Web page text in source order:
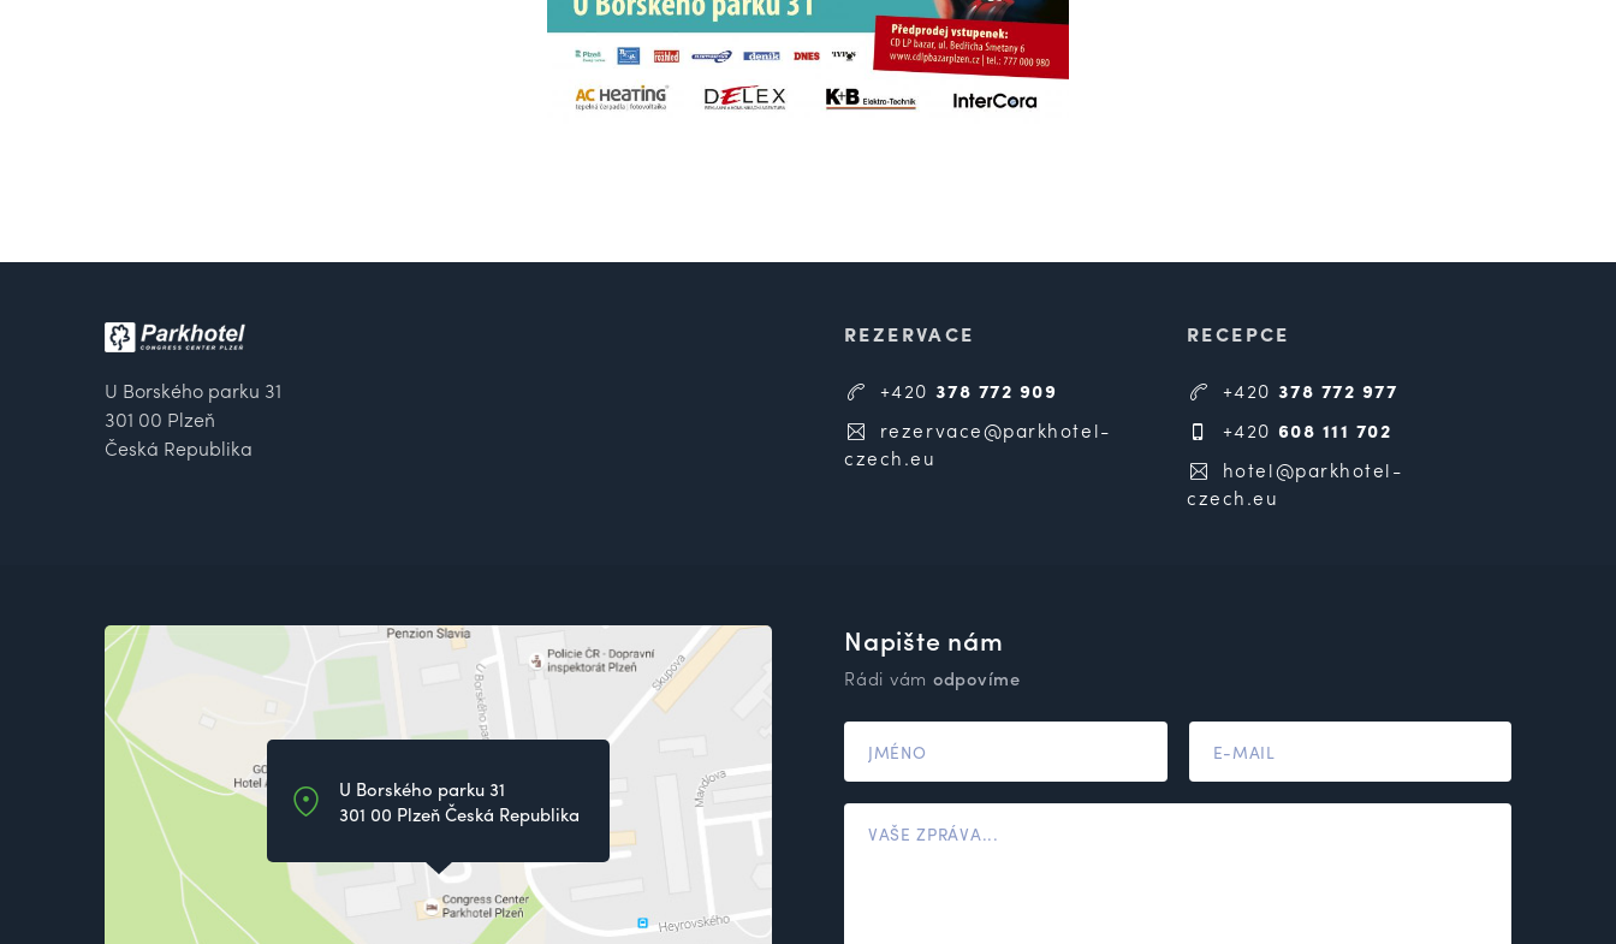
U Borského parku 31
301 00 Plzeň
Česká Republika
REZERVACE
+420 378 772 909
rezervace@parkhotel-
czech.eu
RECEPCE
+420 378 772 977
+420 608 111 702
hotel@parkhotel-
czech.eu
U Borského parku 31
301 00 Plzeň Česká Republika
Napište nám
Rádi vám odpovíme